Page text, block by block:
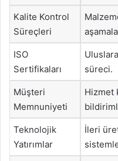
Kalite Kontrol
Süreçleri
ISO
Sertifikaları
süreci.
Müşteri
Memnuniyeti
Hizmet
Teknolojik
Yatırımlar
İleri